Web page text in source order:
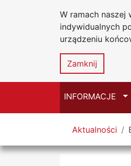
W ramach
indywidualnych
urządzeniu
Zamknij
Przejdź
Przejdź
Przejdź
Przejdź
INFORMACJE
Tutaj jesteś
Aktualności